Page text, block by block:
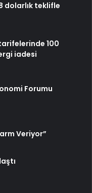
dolarlık teklifle
100
iadesi
Forumu
Veriyor”